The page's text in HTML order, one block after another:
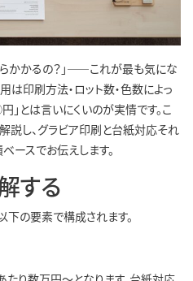
らかかるの？」――これが最も気にな
は印刷方法・ロット数・色数によっ
」とは言いにくいのが実情です。こ
説し、グラビア印刷と台紙対応それ
ースでお伝えします。
する
下の要素で構成されます。